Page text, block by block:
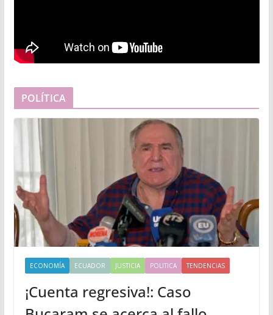
POLÍTICA
ECONOMÍA ECUADOR JUSTICIA POLITICA TENDENCIAS
¡Cuenta regresiva!: Caso